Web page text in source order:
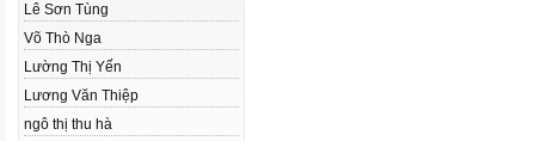
Lê Sơn Tùng
Võ Thò Nga
Lường Thị Yến
Lương Văn Thiệp
ngô thị thu hà